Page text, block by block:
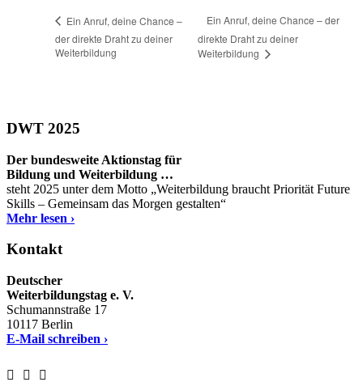
Ein Anruf, deine Chance –
der direkte Draht zu deiner
Weiterbildung
Ein Anruf, deine Chance – der
direkte Draht zu deiner
Weiterbildung
DWT 2025
Der bundesweite Aktionstag für
Bildung und Weiterbildung …
steht 2025 unter dem Motto „Weiterbildung braucht Priorität Future
Skills – Gemeinsam das Morgen gestalten“
Mehr lesen ›
Kontakt
Deutscher
Weiterbildungstag e. V.
Schumannstraße 17
10117 Berlin
E-Mail schreiben ›